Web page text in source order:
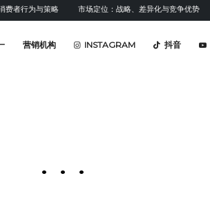
者行为与策略 市场定位：战略、差异化与竞争优势
营销机构 INSTAGRAM 抖音
...